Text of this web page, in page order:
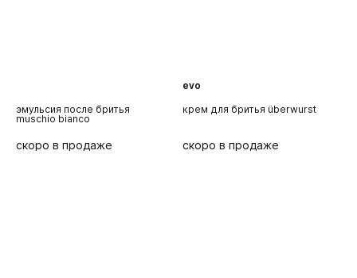
крем для бритья überwurst
скоро в продаже
пена для бритья muschio
скоро в продаже